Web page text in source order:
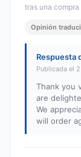
tras una
Opinión
Respuesta
Publicada el
Thank you
are
We
will order